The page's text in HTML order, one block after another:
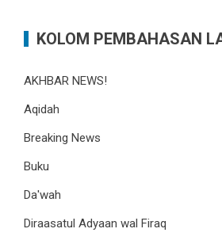
KOLOM PEMBAHASAN
AKHBAR NEWS!
Aqidah
Breaking News
Buku
Da'wah
Diraasatul Adyaan wal Firaq